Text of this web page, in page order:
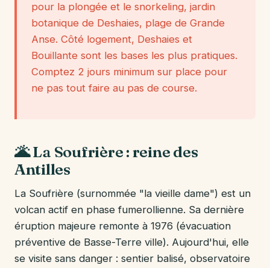
pour la plongée et le snorkeling, jardin
botanique de Deshaies, plage de Grande
Anse. Côté logement, Deshaies et
Bouillante sont les bases les plus pratiques.
Comptez 2 jours minimum sur place pour
ne pas tout faire au pas de course.
🌋 La Soufrière : reine des
Antilles
La Soufrière (surnommée "la vieille dame") est un
volcan actif en phase fumerollienne. Sa dernière
éruption majeure remonte à 1976 (évacuation
préventive de Basse-Terre ville). Aujourd'hui, elle
se visite sans danger : sentier balisé, observatoire